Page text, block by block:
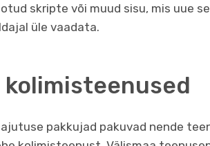
skripte või muud sisu, mis uue
üle vaadata.
kolimisteenused
pakkujad pakuvad nende